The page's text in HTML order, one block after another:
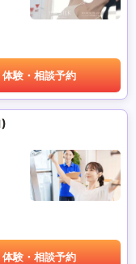
体験・相談予約
体験・相談予約